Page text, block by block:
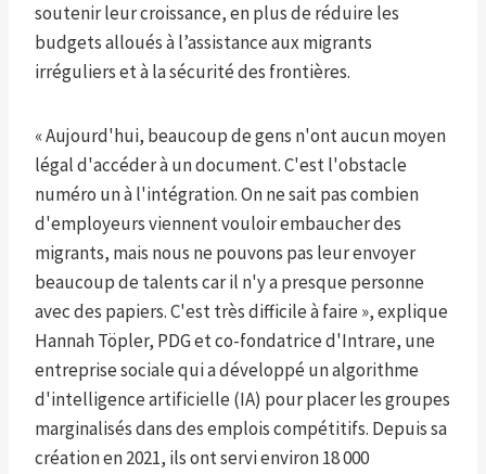
soutenir leur croissance, en plus de réduire les
budgets alloués à l’assistance aux migrants
irréguliers et à la sécurité des frontières.
« Aujourd'hui, beaucoup de gens n'ont aucun moyen
légal d'accéder à un document. C'est l'obstacle
numéro un à l'intégration. On ne sait pas combien
d'employeurs viennent vouloir embaucher des
migrants, mais nous ne pouvons pas leur envoyer
beaucoup de talents car il n'y a presque personne
avec des papiers. C'est très difficile à faire », explique
Hannah Töpler, PDG et co-fondatrice d'Intrare, une
entreprise sociale qui a développé un algorithme
d'intelligence artificielle (IA) pour placer les groupes
marginalisés dans des emplois compétitifs. Depuis sa
création en 2021, ils ont servi environ 18 000